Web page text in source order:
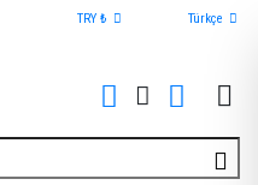
TRY ₺ Türkçe